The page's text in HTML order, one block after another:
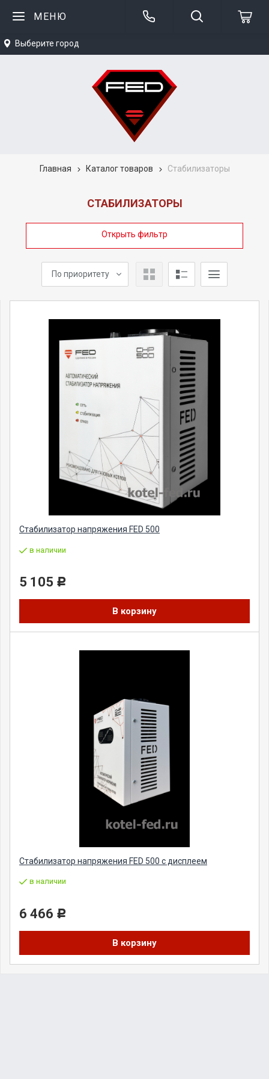
МЕНЮ
Выберите город
Главная Каталог товаров Стабилизаторы
СТАБИЛИЗАТОРЫ
Открыть фильтр
По приоритету
Стабилизатор напряжения FED 500
в наличии
5 105 Р
В корзину
Стабилизатор напряжения FED 500 с дисплеем
в наличии
6 466 Р
В корзину